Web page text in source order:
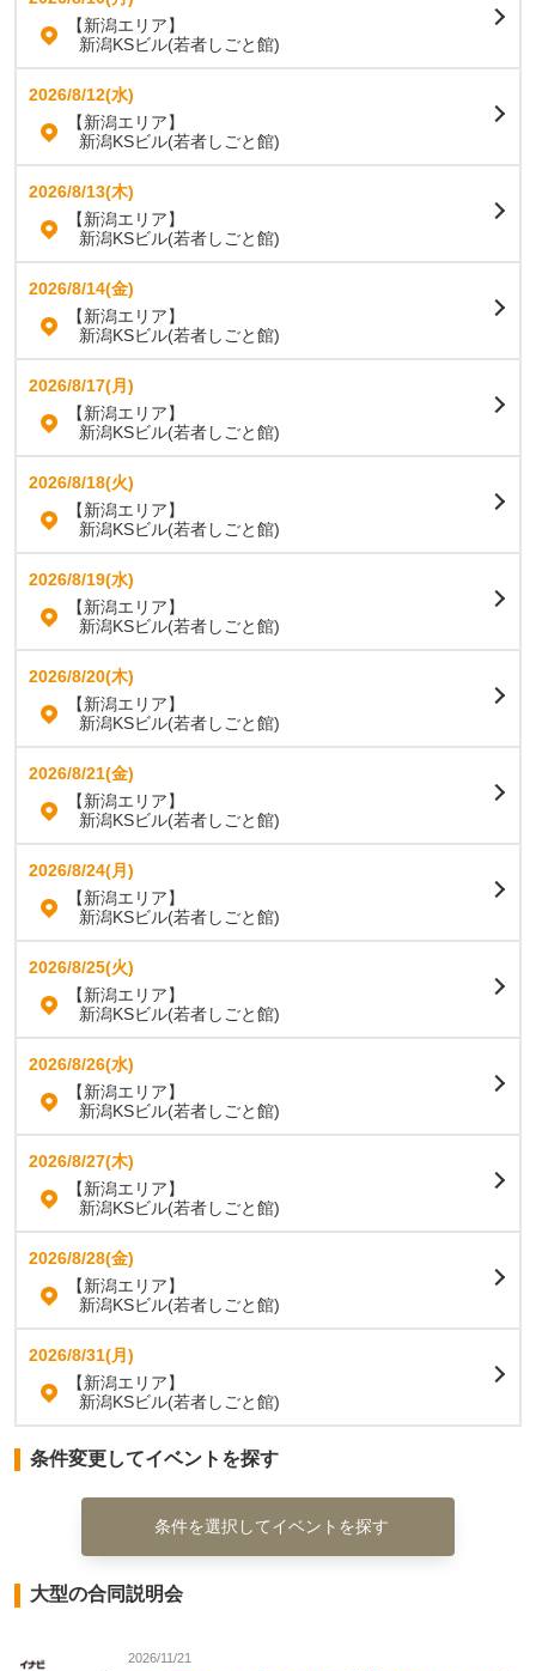
【新潟エリア】
新潟KSビル(若者しごと館)
2026/8/12(水)
【新潟エリア】
新潟KSビル(若者しごと館)
2026/8/13(木)
【新潟エリア】
新潟KSビル(若者しごと館)
2026/8/14(金)
【新潟エリア】
新潟KSビル(若者しごと館)
2026/8/17(月)
【新潟エリア】
新潟KSビル(若者しごと館)
2026/8/18(火)
【新潟エリア】
新潟KSビル(若者しごと館)
2026/8/19(水)
【新潟エリア】
新潟KSビル(若者しごと館)
2026/8/20(木)
【新潟エリア】
新潟KSビル(若者しごと館)
2026/8/21(金)
【新潟エリア】
新潟KSビル(若者しごと館)
2026/8/24(月)
【新潟エリア】
新潟KSビル(若者しごと館)
2026/8/25(火)
【新潟エリア】
新潟KSビル(若者しごと館)
2026/8/26(水)
【新潟エリア】
新潟KSビル(若者しごと館)
2026/8/27(木)
【新潟エリア】
新潟KSビル(若者しごと館)
2026/8/28(金)
【新潟エリア】
新潟KSビル(若者しごと館)
2026/8/31(月)
【新潟エリア】
新潟KSビル(若者しごと館)
条件変更してイベントを探す
条件を選択してイベントを探す
大型の合同説明会
2026/11/21